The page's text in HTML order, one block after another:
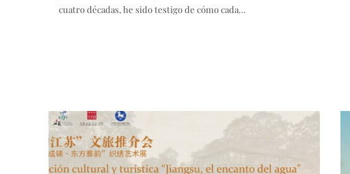
cuatro décadas, he sido testigo de cómo cada…